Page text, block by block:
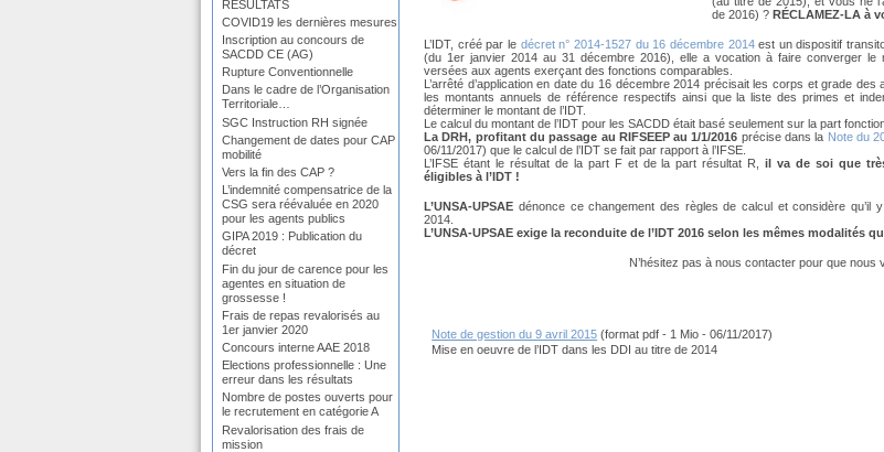
RESULTATS
COVID19 les dernières mesures
Inscription au concours de
SACDD CE (AG)
Rupture Conventionnelle
Dans le cadre de l’Organisation
Territoriale…
SGC Instruction RH signée
Changement de dates pour CAP
mobilité
Vers la fin des CAP ?
L’indemnité compensatrice de la
CSG sera réévaluée en 2020
pour les agents publics
GIPA 2019 : Publication du
décret
Fin du jour de carence pour les
agentes en situation de
grossesse !
Frais de repas revalorisés au
1er janvier 2020
Concours interne AAE 2018
Elections professionnelle : Une
erreur dans les résultats
Nombre de postes ouverts pour
le recrutement en catégorie A
Revalorisation des frais de
mission
de 2016) ?RÉCLAMEZ-LA à
L’IDT, créé par le décret n° 2014-1527 du 16 décembre 2014est un dispositif
(du 1er janvier 2014 au 31 décembre 2016), elle a vocation à faire converger le
versées aux agents exerçant des fonctions comparables.
L’arrêté d’application en date du 16 décembre 2014 précisait les corps et grade
les montants annuels de référence respectifs ainsi que la liste des primes et
déterminer le montant de l’IDT.
Le calcul du montant de l’IDT pour les SACDD était basé seulement sur la part
La DRH, profitant du passage au RIFSEEP au 1/1/2016 précise dans la Note du
06/11/2017)que le calcul de l’IDT se fait par rapport à l’IFSE.
L’IFSE étant le résultat de la part F et de la part résultat R,
il va de soi que
éligibles à l’IDT !
L’UNSA-UPSAE dénonce ce changement des règles de calcul et considère qu’il
2014.
L’UNSA-UPSAE exige la reconduite de l’IDT 2016 selon les mêmes modalités
N’hésitez pas à nous contacter pour que
Note de gestion du 9 avril 2015 (format pdf - 1 Mio - 06/11/2017)
Mise en oeuvre de l’IDT dans les DDI au titre de 2014